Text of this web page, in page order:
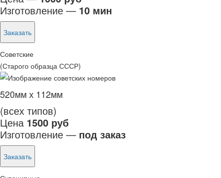
Изготовление — 10 мин
Заказать
Советские
(Старого образца СССР)
520мм х 112мм
(всех типов)
Цена 1500 руб
Изготовление — под заказ
Заказать